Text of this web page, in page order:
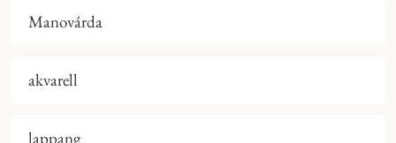
Manovárda
akvarell
lappang